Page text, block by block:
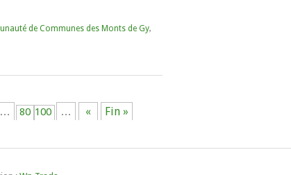
de Communes des Monts de Gy,
… 80 100 … « Fin »